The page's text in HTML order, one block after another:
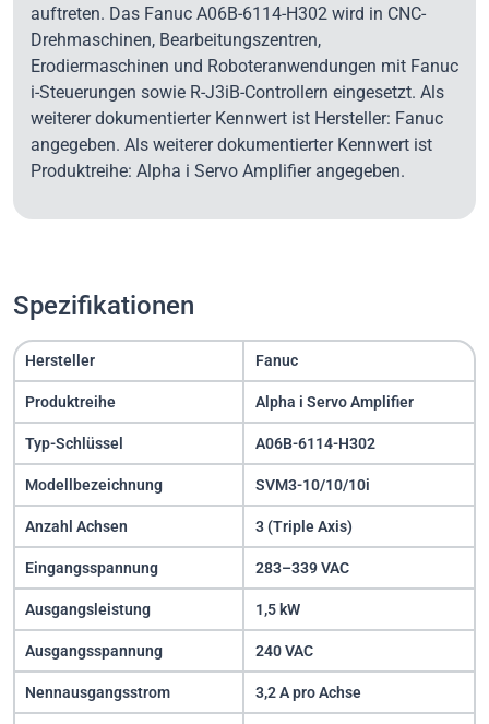
auftreten. Das Fanuc A06B-6114-H302 wird in CNC-
Drehmaschinen, Bearbeitungszentren,
Erodiermaschinen und Roboteranwendungen mit Fanuc
i-Steuerungen sowie R-J3iB-Controllern eingesetzt. Als
weiterer dokumentierter Kennwert ist Hersteller: Fanuc
angegeben. Als weiterer dokumentierter Kennwert ist
Produktreihe: Alpha i Servo Amplifier angegeben.
Spezifikationen
Hersteller Fanuc
Produktreihe Alpha i Servo Amplifier
Typ-Schlüssel A06B-6114-H302
Modellbezeichnung SVM3-10/10/10i
Anzahl Achsen 3 (Triple Axis)
Eingangsspannung 283–339 VAC
Ausgangsleistung 1,5 kW
Ausgangsspannung 240 VAC
Nennausgangsstrom 3,2 A pro Achse